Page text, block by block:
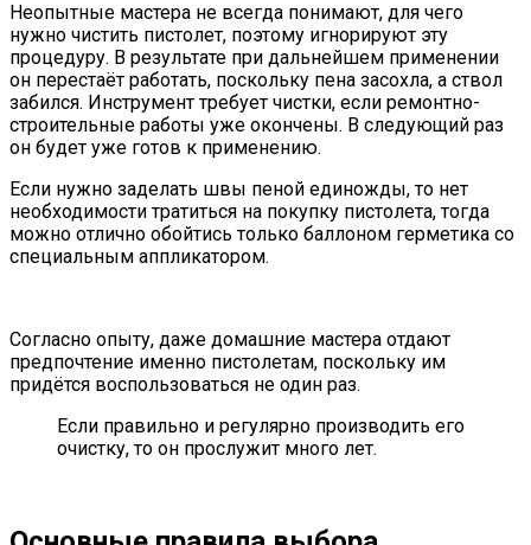
Неопытные мастера не всегда понимают, для чего
нужно чистить пистолет, поэтому игнорируют эту
процедуру. В результате при дальнейшем применении
он перестаёт работать, поскольку пена засохла, а ствол
забился. Инструмент требует чистки, если ремонтно-
строительные работы уже окончены. В следующий раз
он будет уже готов к применению.
Если нужно заделать швы пеной единожды, то нет
необходимости тратиться на покупку пистолета, тогда
можно отлично обойтись только баллоном герметика со
специальным аппликатором.
Согласно опыту, даже домашние мастера отдают
предпочтение именно пистолетам, поскольку им
придётся воспользоваться не один раз.
Если правильно и регулярно производить его
очистку, то он прослужит много лет.